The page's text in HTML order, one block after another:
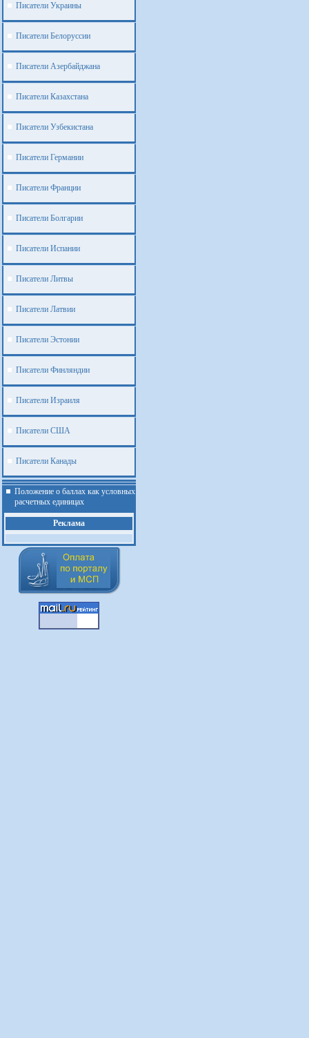
Писатели Украины
Писатели Белоруссии
Писатели Азербайджана
Писатели Казахстана
Писатели Узбекистана
Писатели Германии
Писатели Франции
Писатели Болгарии
Писатели Испании
Писатели Литвы
Писатели Латвии
Писатели Эстонии
Писатели Финляндии
Писатели Израиля
Писатели США
Писатели Канады
Положение о баллах как условных
расчетных единицах
Реклама